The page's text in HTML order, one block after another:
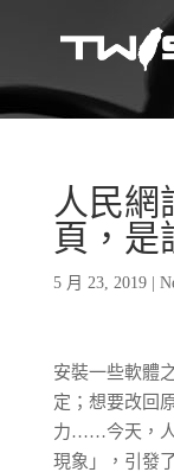
人民網
頁，是
5 月 23, 2019|
安裝一些軟體
定；想要改回
力……今天，人
現象」，引發